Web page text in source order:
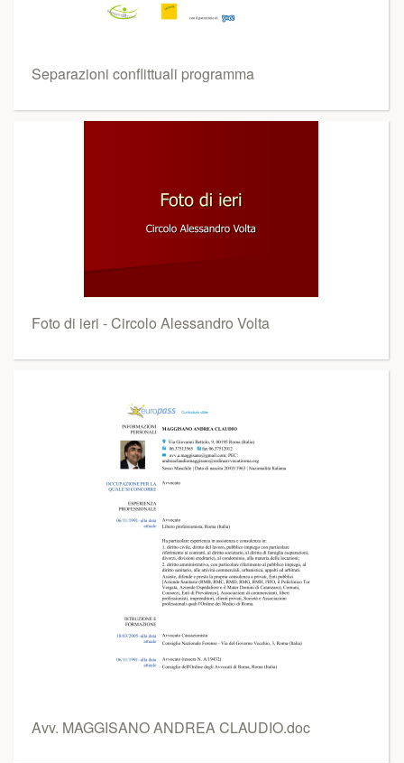
Separazioni conflittuali programma
Foto di ieri - Circolo Alessandro Volta
Avv. MAGGISANO ANDREA CLAUDIO.doc